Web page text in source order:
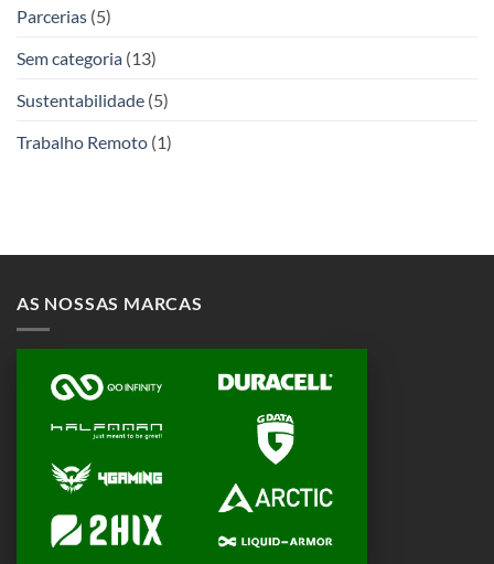
Parcerias (5)
Sem categoria (13)
Sustentabilidade (5)
Trabalho Remoto (1)
AS NOSSAS MARCAS